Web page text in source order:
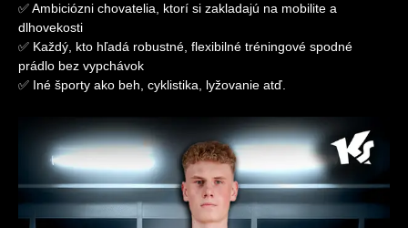
✅ Ambiciózni chovatelia, ktorí si zakladajú na mobilite a
dlhovekosti
✅ Každý, kto hľadá robustné, flexibilné tréningové spodné
prádlo bez vypchávok
✅ Iné športy ako beh, cyklistika, lyžovanie atď.